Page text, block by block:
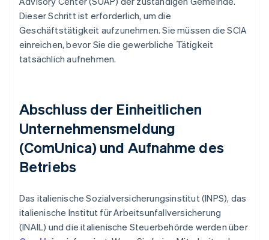
Dieser Schritt ist erforderlich, um die
Geschäftstätigkeit aufzunehmen. Sie müssen die SCIA
einreichen, bevor Sie die gewerbliche Tätigkeit
tatsächlich aufnehmen.
Abschluss der Einheitlichen
Unternehmensmeldung
(ComUnica) und Aufnahme des
Betriebs
Das italienische Sozialversicherungsinstitut (INPS), das
italienische Institut für Arbeitsunfallversicherung
(INAIL) und die italienische Steuerbehörde werden über